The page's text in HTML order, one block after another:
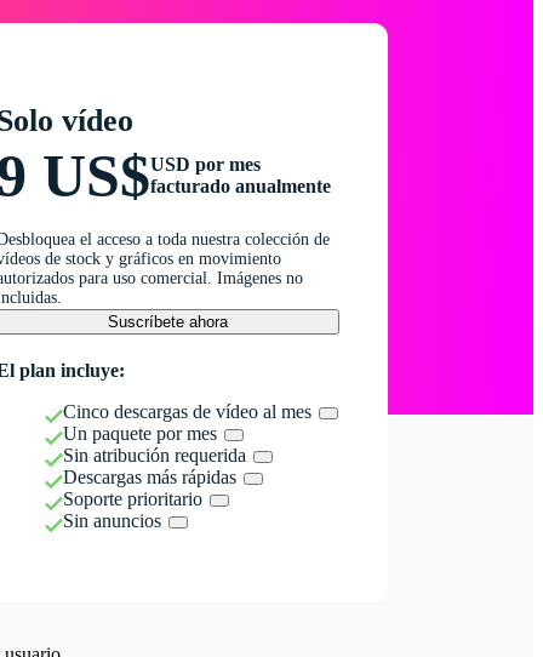
vídeo
US$USD por mes
facturado anualmente
el acceso a toda nuestra colección de
de stock y gráficos en movimiento
para uso comercial. Imágenes no
Suscríbete ahora
plan incluye:
Cinco descargas de vídeo al mes
Un paquete por mes
Sin atribución requerida
Descargas más rápidas
Soporte prioritario
Sin anuncios